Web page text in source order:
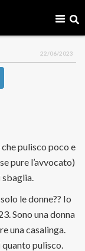
22/06/2023
pulisco poco e
pure l’avvocato)
le donne?? Io
Sono una donna
una casalinga.
pulisco.